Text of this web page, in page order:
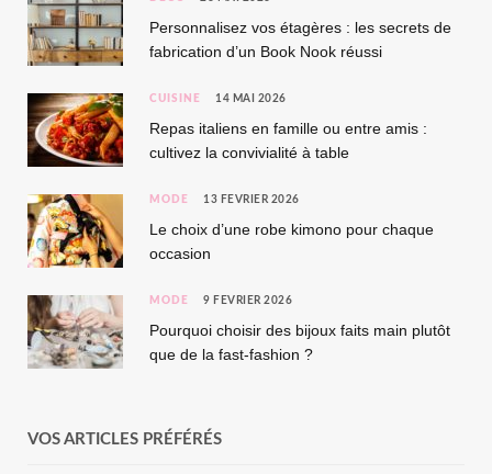
Personnalisez vos étagères : les secrets de
fabrication d’un Book Nook réussi
CUISINE 14 MAI 2026
Repas italiens en famille ou entre amis :
cultivez la convivialité à table
MODE 13 FÉVRIER 2026
Le choix d’une robe kimono pour chaque
occasion
MODE 9 FÉVRIER 2026
Pourquoi choisir des bijoux faits main plutôt
que de la fast-fashion ?
VOS ARTICLES PRÉFÉRÉS